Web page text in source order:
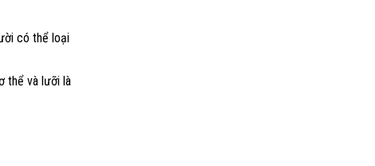
có thể loại
thể và lưỡi là